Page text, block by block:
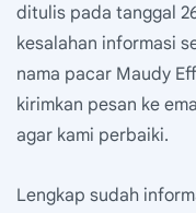
ditulis pada tanggal
kesalahan informasi
nama pacar Maudy
kirimkan pesan ke
agar kami perbaiki.
Lengkap sudah